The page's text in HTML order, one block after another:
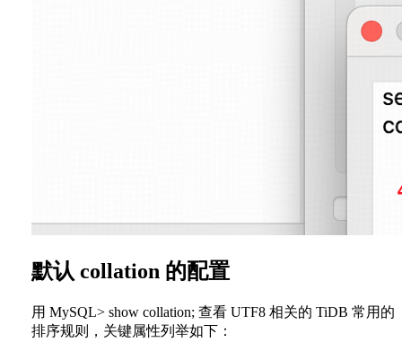
默认 collation 的配置
用 MySQL> show collation; 查看 UTF8 相关的 TiDB 常用的
排序规则，关键属性列举如下：